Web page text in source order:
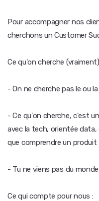
Pour accompagner nos
cherchons un Customer
Ce qu'on cherche (vraiment)
- On ne cherche pas le ou
- Ce qu'on cherche, c'est
avec la tech, orientée
que comprendre un produit
- Tu ne viens pas du
Ce qui compte pour nous :